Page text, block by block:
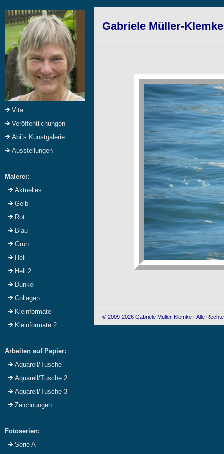
Vita
Veröffentlichungen
Abi`s Kunstgalerie
Ausstellungen
Malerei:
Aktuelles
Gelb
Rot
Blau
Grün
Hell
Hell 2
Dunkel
Collagen
Kleinformate
Kleinformate 2
Arbeiten auf Papier:
Aquarell/Tusche
Aquarell/Tusche 2
Aquarell/Tusche 3
Zeichnungen
Fotoserien:
Serie A
Gabriele Müller-
© 2009-2026 Gabriele Müller-Klemke - Alle